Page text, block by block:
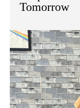
Tomorrow